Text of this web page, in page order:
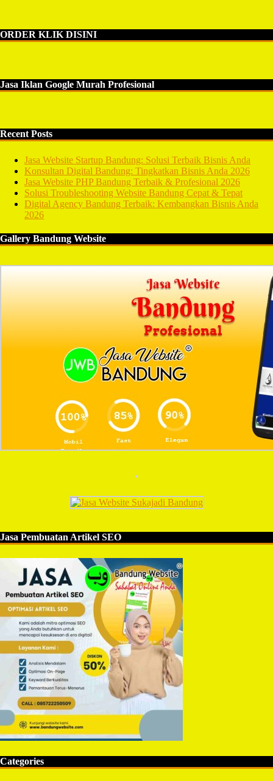
ORDER KLIK DISINI
Jasa Iklan Google Murah Profesional
Recent Posts
Jasa Website Startup Bandung: Solusi Terbaik Bisnis Anda
Konsultan Digital Bandung: Tingkatkan Bisnis Anda 2026
Jasa Website PHP Bandung Terbaik & Profesional 2026
Solusi Troubleshooting Website Bandung Cepat & Tepat
Digital Agency Bandung Terbaik: Kembangkan Bisnis Anda
2026
Gallery Bandung Website
Jasa Pembuatan Artikel SEO
Categories